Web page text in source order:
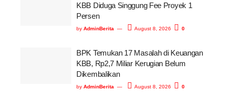
KBB Diduga Singgung Fee Proyek 1
Persen
by AdminBerita August 8, 2026 0
BPK Temukan 17 Masalah di Keuangan
KBB, Rp2,7 Miliar Kerugian Belum
Dikembalikan
by AdminBerita August 8, 2026 0